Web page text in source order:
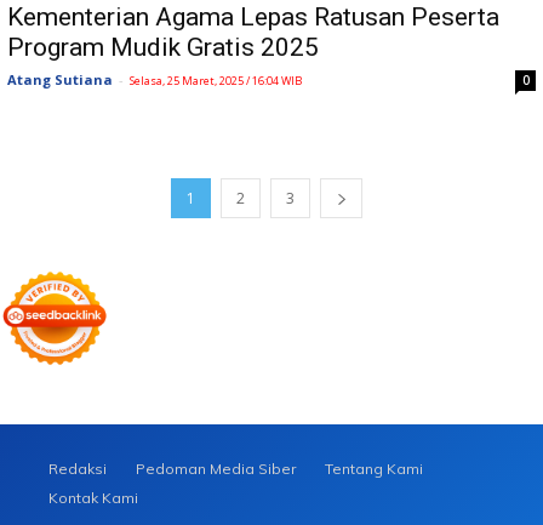
Kementerian Agama Lepas Ratusan Peserta
Program Mudik Gratis 2025
Atang Sutiana - Selasa, 25 Maret, 2025 / 16:04 WIB 0
1 2 3
Redaksi Pedoman Media Siber
Tentang Kami
Kontak Kami